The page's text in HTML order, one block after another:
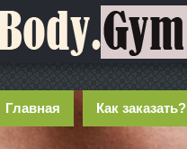
Главная Как заказать?